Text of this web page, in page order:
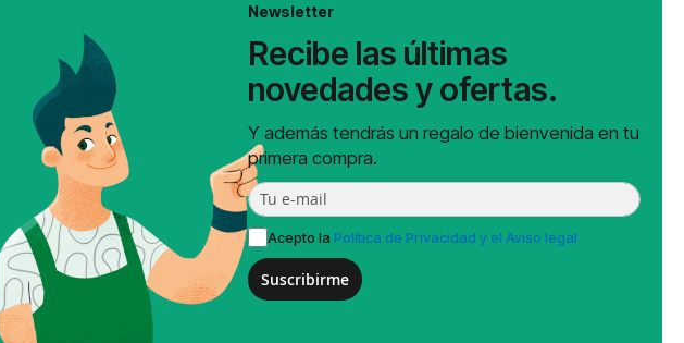
Newsletter
Recibe las últimas
novedades y ofertas.
Y además tendrás un regalo de bienvenida en tu
primera compra.
Acepto la Política de Privacidad y el Aviso legal
Suscribirme